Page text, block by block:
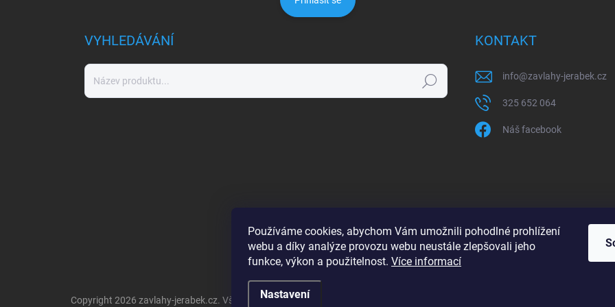
Používáme cookies, abychom Vám umožnili pohodlné prohlížení
webu a díky analýze provozu webu neustále zlepšovali jeho
funkce, výkon a použitelnost. Více informací
Nastavení
VYHLEDÁVÁNÍ
Hledat
KONTAKT
info@zavlahy-jerabek.cz
325 652 064
Náš facebook
Copyright 2026 zavlahy-jerabek.cz. Všechna práva vyhrazena.